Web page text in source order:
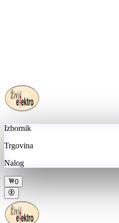
Izbornik
Trgovina
Nalog
0